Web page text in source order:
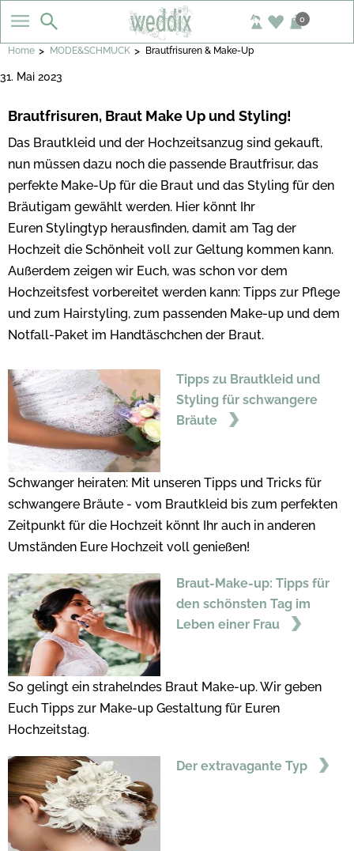
0
Home > MODE&SCHMUCK > Brautfrisuren & Make-Up
31. Mai 2023
Brautfrisuren, Braut Make Up und Styling!
Das Brautkleid und der Hochzeitsanzug sind gekauft,
nun müssen dazu noch die passende Brautfrisur, das
perfekte Make-Up für die Braut und das Styling für den
Bräutigam gewählt werden. Hier könnt Ihr
Euren Stylingtyp herausfinden, damit am Tag der
Hochzeit die Schönheit voll zur Geltung kommen kann.
Außerdem zeigen wir Euch, was schon vor dem
Hochzeitsfest vorbereitet werden kann: Tipps zur Pflege
und zum Hairstyling, zum passenden Make-up und dem
Notfall-Paket im Handtäschchen der Braut.
Tipps zu Brautkleid und
Styling für schwangere
Bräute
Schwanger heiraten: Mit unseren Tipps und Tricks für
schwangere Bräute - vom Brautkleid bis zum perfekten
Zeitpunkt für die Hochzeit könnt Ihr auch in anderen
Umständen Eure Hochzeit voll genießen!
Braut-Make-up: Tipps für
den schönsten Tag im
Leben einer Frau
So gelingt ein strahelndes Braut Make-up. Wir geben
Euch Tipps zur Make-up Gestaltung für Euren
Hochzeitstag.
Der extravagante Typ